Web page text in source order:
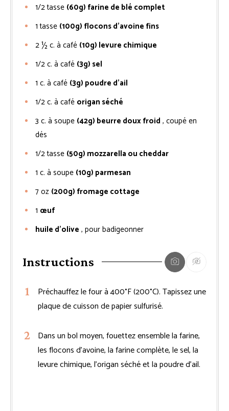
1/2tasse (60g) farine de blé complet
1 tasse (100g) flocons d’avoine fins
2 ½c. à café (10g) levure chimique
1/2c. à café (3g) sel
1 c. à café (3g) poudre d’ail
1/2c. à café origan séché
3 c. à soupe (42g) beurre doux froid , coupé en
dés
1/2tasse (50g) mozzarella ou cheddar
1 c. à soupe (10g) parmesan
7oz (200g) fromage cottage
1 œuf
huile d’olive , pour badigeonner
Instructions
Préchauffez le four à 400°F (200°C). Tapissez une
plaque de cuisson de papier sulfurisé.
Dans un bol moyen, fouettez ensemble la farine,
les flocons d’avoine, la farine complète, le sel, la
levure chimique, l’origan séché et la poudre d’ail.